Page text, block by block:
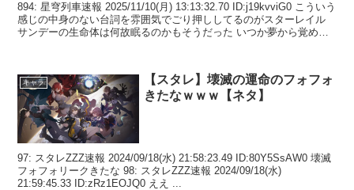
894: 星穹列車速報 2025/11/10(月) 13:13:32.70 ID:j19kvviG0 こういう
感じの中身のない台詞を雰囲気でごり押ししてるのがスターレイル
サンデーの生命体は何故眠るのかもそうだった いつか夢から覚める
キャラ
【スタレ】壊滅の運命のフォフォ
きたなｗｗｗ【ネタ】
97: スタレZZZ速報 2024/09/18(水) 21:58:23.49 ID:80Y5SsAW0 壊滅
フォフォリークきたな 98: スタレZZZ速報 2024/09/18(水)
21:59:45.33 ID:zRz1EOJQ0 ええ ...